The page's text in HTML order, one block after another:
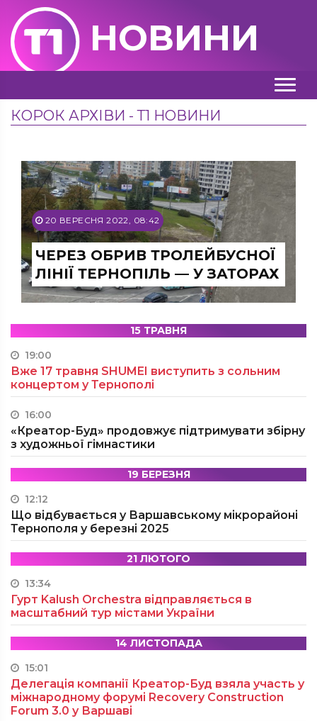
НОВИНИ
КОРОК АРХІВИ - Т1 НОВИНИ
20 ВЕРЕСНЯ 2022, 08:42
ЧЕРЕЗ ОБРИВ ТРОЛЕЙБУСНОЇ
ЛІНІЇ ТЕРНОПІЛЬ — У ЗАТОРАХ
15 ТРАВНЯ
19:00
Вже 17 травня SHUMEI виступить з сольним
концертом у Тернополі
16:00
«Креатор-Буд» продовжує підтримувати збірну
з художньої гімнастики
19 БЕРЕЗНЯ
12:12
Що відбувається у Варшавському мікрорайоні
Тернополя у березні 2025
21 ЛЮТОГО
13:34
Гурт Kalush Orchestra відправляється в
масштабний тур містами України
14 ЛИСТОПАДА
15:01
Делегація компанії Креатор-Буд взяла участь у
міжнародному форумі Recovery Construction
Forum 3.0 у Варшаві